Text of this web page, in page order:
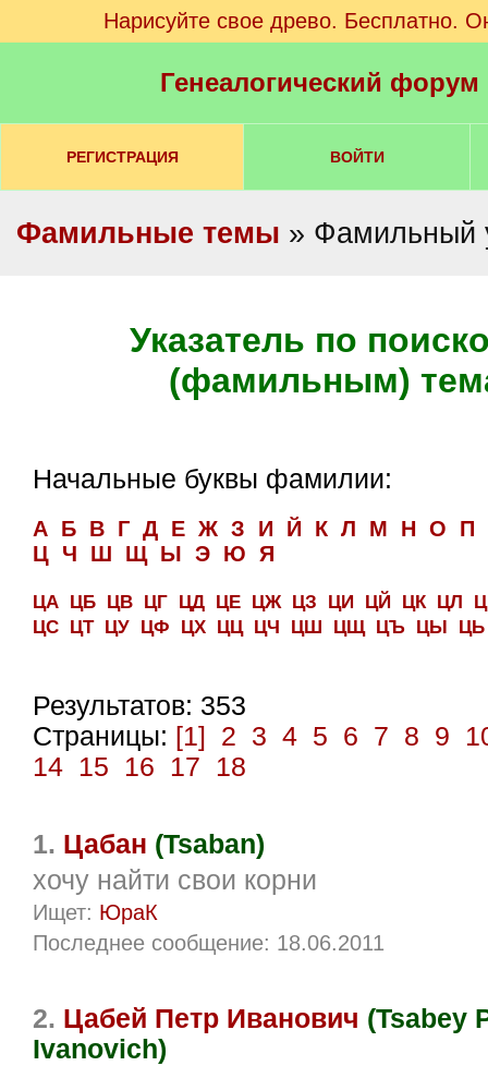
Нарисуйте свое древо. Бесплатно.
Генеалогический
РЕГИСТРАЦИЯ ВОЙТИ
Фамильные темы » Фамильный
Указатель по
(фамильным)
Начальные буквы фамилии:
А Б В Г Д Е Ж З И Й К Л М Н О
П
Ц Ч Ш Щ Ы Э Ю Я
ЦА ЦБ ЦВ ЦГ ЦД ЦЕ ЦЖ ЦЗ ЦИ ЦЙ ЦК ЦЛ
ЦС
ЦТ ЦУ ЦФ ЦХ ЦЦ ЦЧ ЦШ ЦЩ ЦЪ ЦЫ ЦЬ
Результатов: 353
Страницы: [1] 2 3 4 5 6 7 8 9
14 15 16 17 18
1. Цабан (Tsaban)
хочу найти свои корни
Ищет: ЮраК
Последнее сообщение: 18.06.2011
2. Цабей Петр Иванович (Tsabey
Ivanovich)